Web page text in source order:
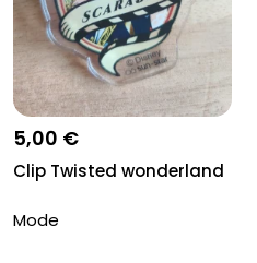
5,00 €
Clip Twisted wonderland
Mode